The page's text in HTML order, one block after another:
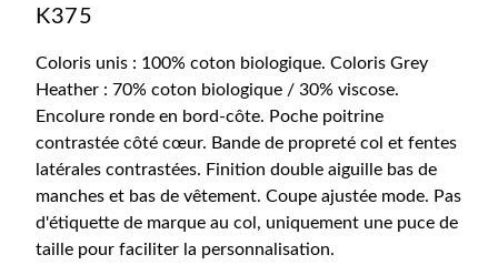
K375
Coloris unis : 100% coton biologique. Coloris Grey
Heather : 70% coton biologique / 30% viscose.
Encolure ronde en bord-côte. Poche poitrine
contrastée côté cœur. Bande de propreté col et fentes
latérales contrastées. Finition double aiguille bas de
manches et bas de vêtement. Coupe ajustée mode. Pas
d'étiquette de marque au col, uniquement une puce de
taille pour faciliter la personnalisation.